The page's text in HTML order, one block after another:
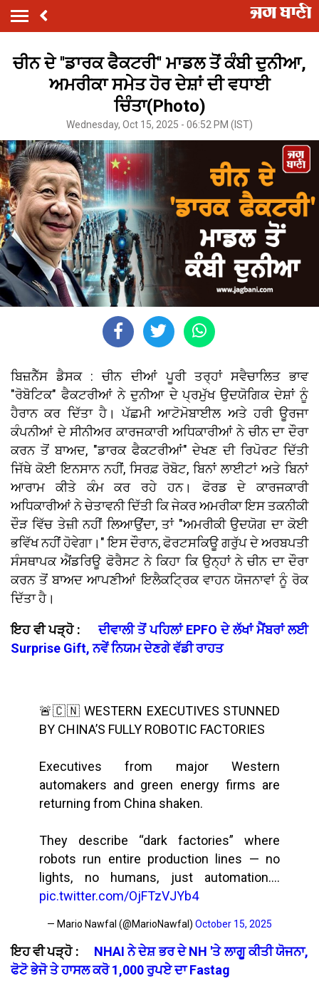
ਚੀਨ ਦੇ ''ਡਾਰਕ ਫੈਕਟਰੀ'' ਮਾਡਲ ਤੋਂ ਕੰਬੀ ਦੁਨੀਆ,
ਅਮਰੀਕਾ ਸਮੇਤ ਹੋਰ ਦੇਸ਼ਾਂ ਦੀ ਵਧਾਈ
ਚਿੰਤਾ(Photo)
Wednesday, Oct 15, 2025 - 06:52 PM (IST)
ਬਿਜ਼ਨੈੱਸ ਡੈਸਕ : ਚੀਨ ਦੀਆਂ ਪੂਰੀ ਤਰ੍ਹਾਂ ਸਵੈਚਾਲਿਤ ਭਾਵ
"ਰੋਬੋਟਿਕ" ਫੈਕਟਰੀਆਂ ਨੇ ਦੁਨੀਆ ਦੇ ਪ੍ਰਮੁੱਖ ਉਦਯੋਗਿਕ ਦੇਸ਼ਾਂ ਨੂੰ
ਹੈਰਾਨ ਕਰ ਦਿੱਤਾ ਹੈ। ਪੱਛਮੀ ਆਟੋਮੋਬਾਈਲ ਅਤੇ ਹਰੀ ਊਰਜਾ
ਕੰਪਨੀਆਂ ਦੇ ਸੀਨੀਅਰ ਕਾਰਜਕਾਰੀ ਅਧਿਕਾਰੀਆਂ ਨੇ ਚੀਨ ਦਾ ਦੌਰਾ
ਕਰਨ ਤੋਂ ਬਾਅਦ, "ਡਾਰਕ ਫੈਕਟਰੀਆਂ" ਦੇਖਣ ਦੀ ਰਿਪੋਰਟ ਦਿੱਤੀ
ਜਿੱਥੇ ਕੋਈ ਇਨਸਾਨ ਨਹੀਂ, ਸਿਰਫ਼ ਰੋਬੋਟ, ਬਿਨਾਂ ਲਾਈਟਾਂ ਅਤੇ ਬਿਨਾਂ
ਆਰਾਮ ਕੀਤੇ ਕੰਮ ਕਰ ਰਹੇ ਹਨ। ਫੋਰਡ ਦੇ ਕਾਰਜਕਾਰੀ
ਅਧਿਕਾਰੀਆਂ ਨੇ ਚੇਤਾਵਨੀ ਦਿੱਤੀ ਕਿ ਜੇਕਰ ਅਮਰੀਕਾ ਇਸ ਤਕਨੀਕੀ
ਦੌੜ ਵਿੱਚ ਤੇਜ਼ੀ ਨਹੀਂ ਲਿਆਉਂਦਾ, ਤਾਂ "ਅਮਰੀਕੀ ਉਦਯੋਗ ਦਾ ਕੋਈ
ਭਵਿੱਖ ਨਹੀਂ ਹੋਵੇਗਾ।" ਇਸ ਦੌਰਾਨ, ਫੋਰਟਸਕਿਊ ਗਰੁੱਪ ਦੇ ਅਰਬਪਤੀ
ਸੰਸਥਾਪਕ ਐਂਡਰਿਊ ਫੋਰੈਸਟ ਨੇ ਕਿਹਾ ਕਿ ਉਨ੍ਹਾਂ ਨੇ ਚੀਨ ਦਾ ਦੌਰਾ
ਕਰਨ ਤੋਂ ਬਾਅਦ ਆਪਣੀਆਂ ਇਲੈਕਟ੍ਰਿਕ ਵਾਹਨ ਯੋਜਨਾਵਾਂ ਨੂੰ ਰੋਕ
ਦਿੱਤਾ ਹੈ।
ਇਹ ਵੀ ਪੜ੍ਹੋ :ਦੀਵਾਲੀ ਤੋਂ ਪਹਿਲਾਂ EPFO ਦੇ ਲੱਖਾਂ ਮੈਂਬਰਾਂ ਲਈ
Surprise Gift, ਨਵੇਂ ਨਿਯਮ ਦੇਣਗੇ ਵੱਡੀ ਰਾਹਤ
🚨🇨🇳 WESTERN EXECUTIVES STUNNED
BY CHINA’S FULLY ROBOTIC FACTORIES
Executives from major Western
automakers and green energy firms are
returning from China shaken.
They describe “dark factories” where
robots run entire production lines — no
lights, no humans, just automation.…
pic.twitter.com/OjFTzVJYb4
— Mario Nawfal (@MarioNawfal) October 15, 2025
ਇਹ ਵੀ ਪੜ੍ਹੋ : NHAI ਨੇ ਦੇਸ਼ ਭਰ ਦੇ NH 'ਤੇ ਲਾਗੂ ਕੀਤੀ ਯੋਜਨਾ,
ਫੋਟੋ ਭੇਜੋ ਤੇ ਹਾਸਲ ਕਰੋ 1,000 ਰੁਪਏ ਦਾ Fastag